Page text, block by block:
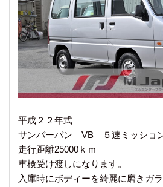
平成２２年式
サンバーバン VB ５速ミッション
走行距離25000ｋｍ
車検受け渡しになります。
入庫時にボディーを綺麗に磨きガ